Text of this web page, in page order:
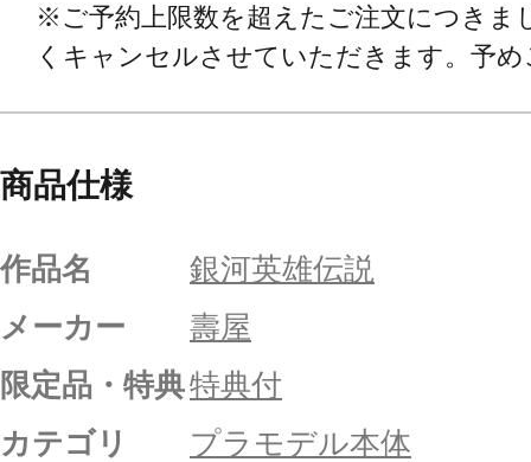
※ご予約上限数を超えたご注文につきま
くキャンセルさせていただきます。予
商品仕様
作品名
銀河英雄伝説
メーカー
壽屋
限定品・特典特典付
カテゴリ
プラモデル本体